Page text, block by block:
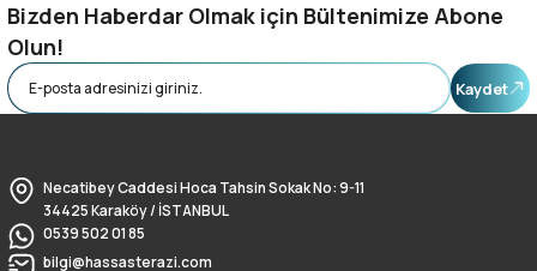
Bizden Haberdar Olmak için Bültenimize Abone
Olun!
Kaydet
Necatibey Caddesi Hoca Tahsin Sokak No: 9-11
34425 Karaköy / İSTANBUL
0539 502 01 85
bilgi@hassasterazi.com